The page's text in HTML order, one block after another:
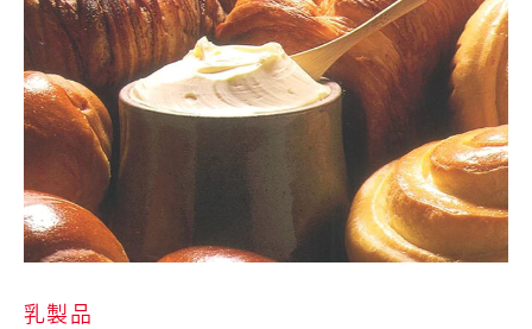
乳製品